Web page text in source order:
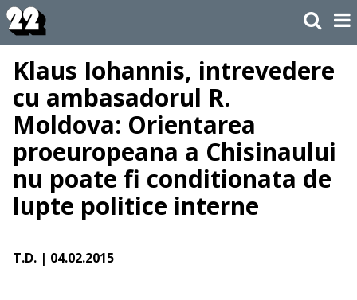
Klaus Iohannis, intrevedere
cu ambasadorul R.
Moldova: Orientarea
proeuropeana a Chisinaului
nu poate fi conditionata de
lupte politice interne
T.D. | 04.02.2015